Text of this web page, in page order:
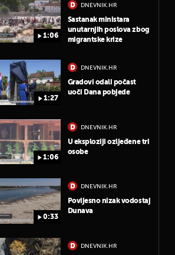
1:06
DNEVNIK.HR
Sastanak ministara
unutarnjih poslova zbog
migrantske krize
1:27
DNEVNIK.HR
Gradovi odali počast
uoči Dana pobjede
1:06
DNEVNIK.HR
U eksploziji ozljeđene tri
osobe
0:33
DNEVNIK.HR
Povijesno nizak vodostaj
Dunava
DNEVNIK.HR